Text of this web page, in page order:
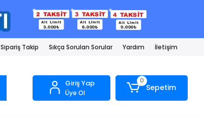
Sipariş Takip Sıkça Sorulan Sorular Yardım İletişim
Giriş Yap
Üye Ol
0
Sepetim